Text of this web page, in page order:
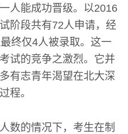
人能成功晋级。以2016
阶段共有72人申请，经
终仅4人被录取。这一
试的竞争之激烈。它并
有志青年渴望在北大深
程。
数的情况下，考生在制